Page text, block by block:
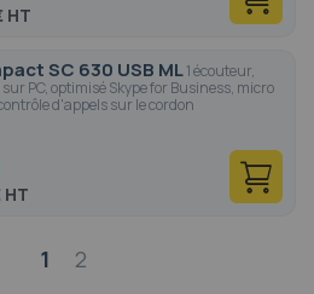
SC 630 USB ML1 écouteur,
PC, optimisé Skype for Business, micro
d'appels sur le cordon
1 2